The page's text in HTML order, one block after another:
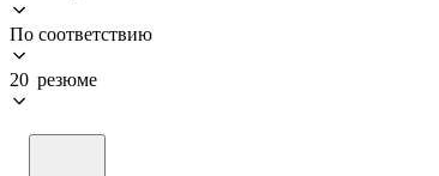
По соответствию
20 резюме